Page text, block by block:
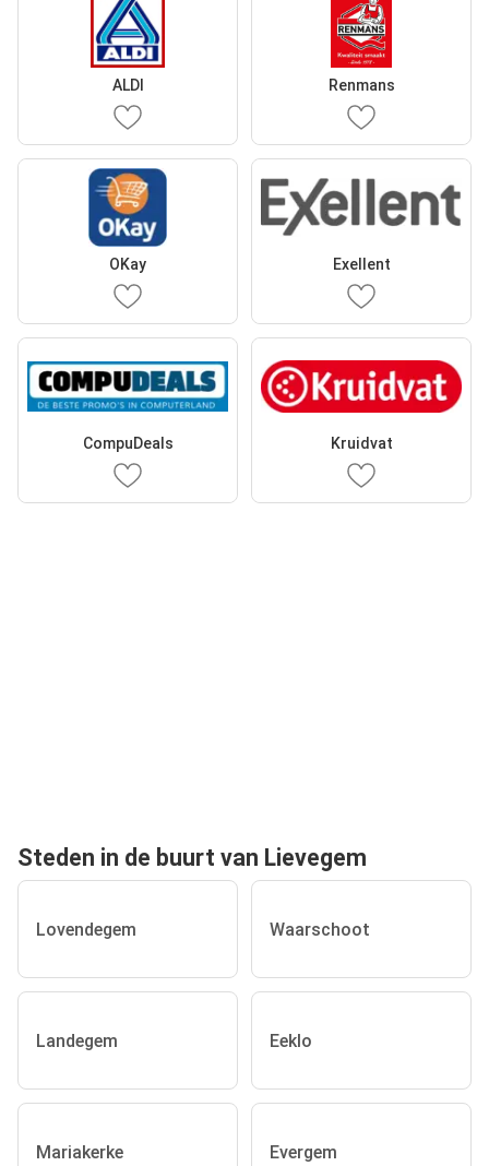
ALDI Renmans
OKay Exellent
CompuDeals Kruidvat
Steden in de buurt van Lievegem
Lovendegem Waarschoot
Landegem Eeklo
Mariakerke Evergem